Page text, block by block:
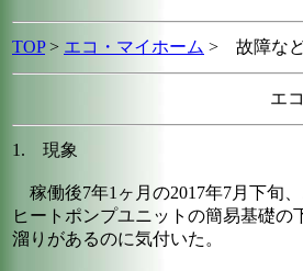
TOP> エコ・マイホーム > 故障な
エ
1. 現象
稼働後7年1ヶ月の2017年7月下旬
ヒートポンプユニットの簡易基礎の
溜りがあるのに気付いた。